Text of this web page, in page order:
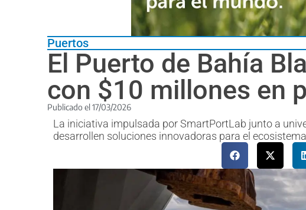
Puertos
El Puerto de Bahía
con $10 millones en
Publicado el 17/03/2026
La iniciativa impulsada por SmartPortLab junto a
desarrollen soluciones innovadoras para el